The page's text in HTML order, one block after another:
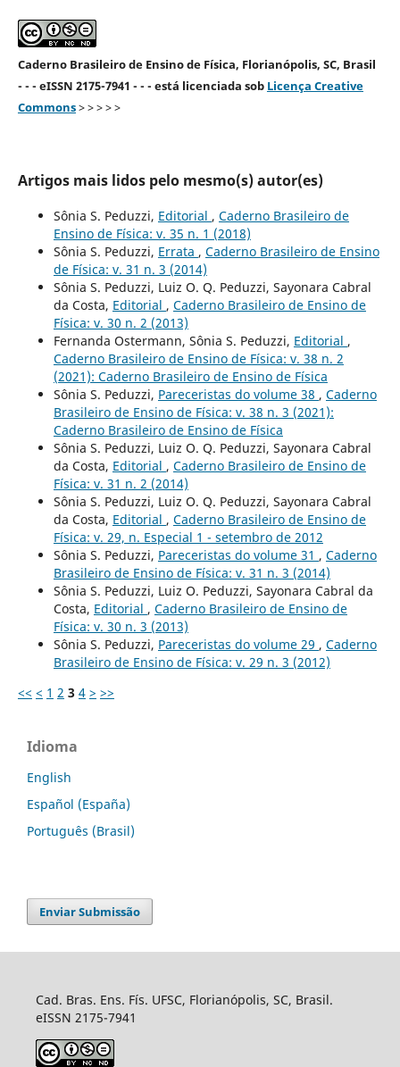
Caderno Brasileiro de Ensino de Física, Florianópolis, SC, Brasil
- - - eISSN 2175-7941 - - - está licenciada sob Licença Creative
Commons> > > > >
Artigos mais lidos pelo mesmo(s) autor(es)
Sônia S. Peduzzi, Editorial , Caderno Brasileiro de
Ensino de Física: v. 35 n. 1 (2018)
Sônia S. Peduzzi, Errata , Caderno Brasileiro de Ensino
de Física: v. 31 n. 3 (2014)
Sônia S. Peduzzi, Luiz O. Q. Peduzzi, Sayonara Cabral
da Costa, Editorial , Caderno Brasileiro de Ensino de
Física: v. 30 n. 2 (2013)
Fernanda Ostermann, Sônia S. Peduzzi, Editorial ,
Caderno Brasileiro de Ensino de Física: v. 38 n. 2
(2021): Caderno Brasileiro de Ensino de Física
Sônia S. Peduzzi, Pareceristas do volume 38 , Caderno
Brasileiro de Ensino de Física: v. 38 n. 3 (2021):
Caderno Brasileiro de Ensino de Física
Sônia S. Peduzzi, Luiz O. Q. Peduzzi, Sayonara Cabral
da Costa, Editorial , Caderno Brasileiro de Ensino de
Física: v. 31 n. 2 (2014)
Sônia S. Peduzzi, Luiz O. Q. Peduzzi, Sayonara Cabral
da Costa, Editorial , Caderno Brasileiro de Ensino de
Física: v. 29, n. Especial 1 - setembro de 2012
Sônia S. Peduzzi, Pareceristas do volume 31 , Caderno
Brasileiro de Ensino de Física: v. 31 n. 3 (2014)
Sônia S. Peduzzi, Luiz O. Peduzzi, Sayonara Cabral da
Costa, Editorial , Caderno Brasileiro de Ensino de
Física: v. 30 n. 3 (2013)
Sônia S. Peduzzi, Pareceristas do volume 29 , Caderno
Brasileiro de Ensino de Física: v. 29 n. 3 (2012)
<< < 1 2 3 4 > >>
Idioma
English
Español (España)
Português (Brasil)
Enviar Submissão
Cad. Bras. Ens. Fís. UFSC, Florianópolis, SC, Brasil.
eISSN 2175-7941